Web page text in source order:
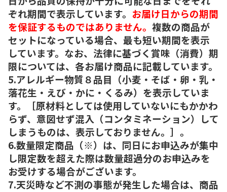
ぞれ期間で表示しています。 お届け日からの期間
を保証するものではありません。 複数の商品が
セットになっている場合、最も短い期間を表示
しています。なお、法律に基づく賞味（消費）期
限については、各お届け商品に記載しています。
5.アレルギー物質８品目（小麦・そば・卵・乳・
落花生・えび・かに・くるみ）を表示していま
す。［原材料としては使用していないにもかかわ
らず、意図せず混入（コンタミネーション）して
しまうものは、表示しておりません。］。
6.数量限定商品（※）は、同日にお申込みが集中
し限定数を超えた際は数量超過分のお申込みを
お受けする場合がございます。
7.天災時など不測の事態が発生した場合は、商品